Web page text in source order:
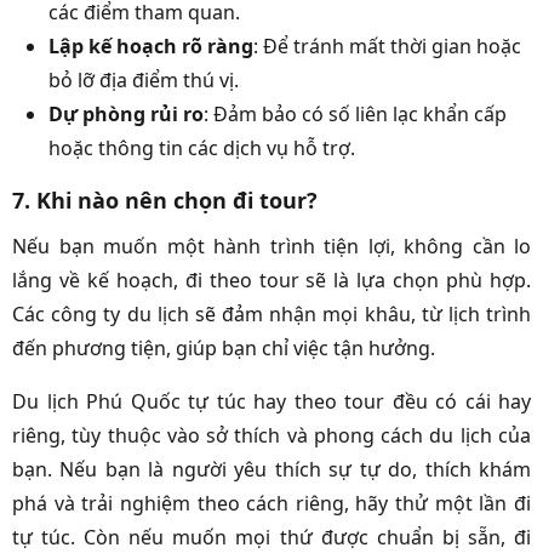
các điểm tham quan.
Lập kế hoạch rõ ràng: Để tránh mất thời gian hoặc
bỏ lỡ địa điểm thú vị.
Dự phòng rủi ro: Đảm bảo có số liên lạc khẩn cấp
hoặc thông tin các dịch vụ hỗ trợ.
7. Khi nào nên chọn đi tour?
Nếu bạn muốn một hành trình tiện lợi, không cần lo
lắng về kế hoạch, đi theo tour sẽ là lựa chọn phù hợp.
Các công ty du lịch sẽ đảm nhận mọi khâu, từ lịch trình
đến phương tiện, giúp bạn chỉ việc tận hưởng.
Du lịch Phú Quốc tự túc hay theo tour đều có cái hay
riêng, tùy thuộc vào sở thích và phong cách du lịch của
bạn. Nếu bạn là người yêu thích sự tự do, thích khám
phá và trải nghiệm theo cách riêng, hãy thử một lần đi
tự túc. Còn nếu muốn mọi thứ được chuẩn bị sẵn, đi